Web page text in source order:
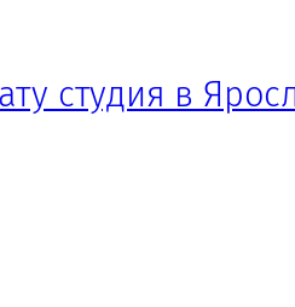
студия в